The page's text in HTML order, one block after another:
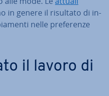
in genere il risultato di in­
nelle pre­fe­ren­ze
il lavoro di